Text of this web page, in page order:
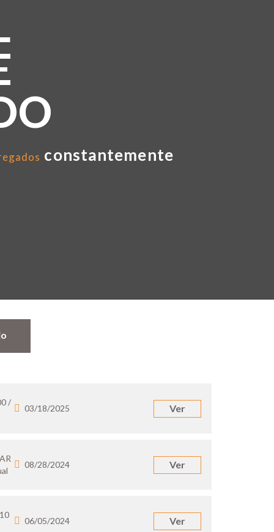
constantemente
/
03/18/2025 Ver
08/28/2024 Ver
06/05/2024 Ver